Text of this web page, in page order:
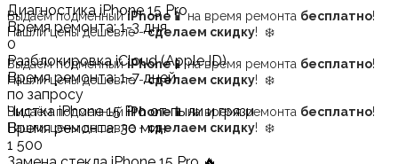
Выдаём подменныйiPhone📱на время ремонта бесплатно!
Нашли цены дешевле -сделаем скидку! ❄️
Выдаём подменныйiPhone📱на время ремонта бесплатно!
Нашли цены дешевле -сделаем скидку! ❄️
Выдаём подменный iPhone📱на время ремонта бесплатно!
Нашли цены дешевле -сделаем скидку! ❄️
Диагностика iPhone 15 Pro
Время ремонта: 1-3 дня
0
Разблокировка iCloud (Apple ID)
Время ремонта: 1-7 дней
по запросу
Чистка iPhone 15 Pro от пыли и грязи
Время ремонта: 30 мин
1 500